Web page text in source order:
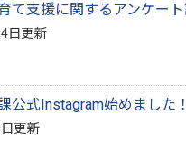
て支援に関するアンケー
日更新
公式Instagram始めました！
更新